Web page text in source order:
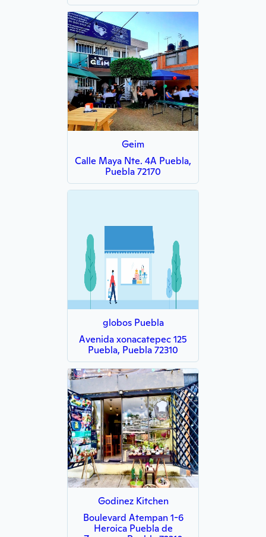
Geim
Calle Maya Nte. 4A Puebla,
Puebla 72170
globos Puebla
Avenida xonacatepec 125
Puebla, Puebla 72310
Godinez Kitchen
Boulevard Atempan 1-6
Heroica Puebla de